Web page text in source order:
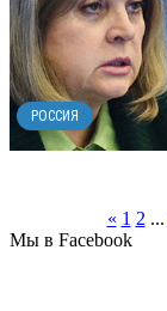
РОССИЯ
« 1 2 ...
Мы в Facebook